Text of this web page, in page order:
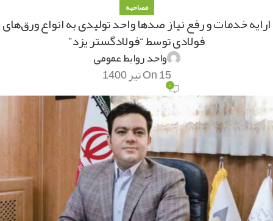
مصاحبه
ارایه خدمات و رفع نیاز صدها واحد تولیدی به انواع ورق‌های
فولادی توسط “فولادگستر یزد”
واحد روابط عمومی
On 15 تیر 1400۰